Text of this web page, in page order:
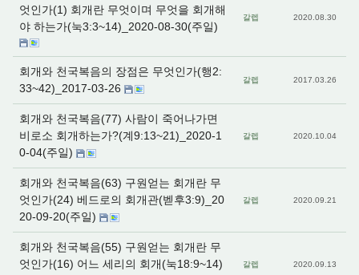
엇인가(1) 회개란 무엇이며 무엇을 회개해
야 하는가(눅3:3~14)_2020-08-30(주일)
갈렙 2020.08.30
회개와 천국복음의 장점은 무엇인가(행2:
33~42)_2017-03-26
갈렙 2017.03.26
회개와 천국복음(77) 사람이 죽어나가면
비로소 회개하는가?(계9:13~21)_2020-1
0-04(주일)
갈렙 2020.10.04
회개와 천국복음(63) 구원얻는 회개란 무
엇인가(24) 베드로의 회개관(벧후3:9)_20
20-09-20(주일)
갈렙 2020.09.21
회개와 천국복음(55) 구원얻는 회개란 무
엇인가(16) 어느 세리의 회개(눅18:9~14)
갈렙 2020.09.13